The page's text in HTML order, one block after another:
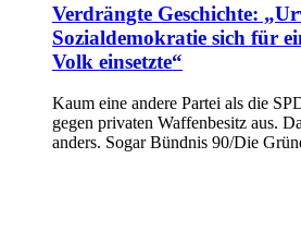
Verdrängte Geschichte:
Sozialdemokratie sich für
Volk einsetzte“
Kaum eine andere Partei als die
gegen privaten Waffenbesitz aus.
anders. Sogar Bündnis 90/Die